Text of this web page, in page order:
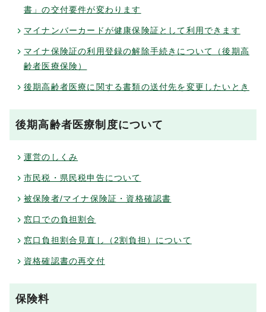
書」の交付要件が変わります
マイナンバーカードが健康保険証として利用できます
マイナ保険証の利用登録の解除手続きについて（後期高
齢者医療保険）
後期高齢者医療に関する書類の送付先を変更したいとき
後期高齢者医療制度について
運営のしくみ
市民税・県民税申告について
被保険者/マイナ保険証・資格確認書
窓口での負担割合
窓口負担割合見直し（2割負担）について
資格確認書の再交付
保険料